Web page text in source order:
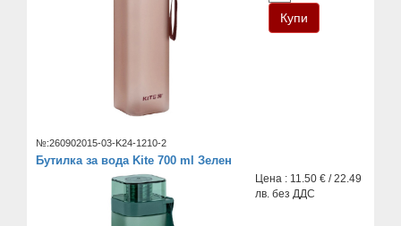
№:260902015-03-K24-1210-2
Бутилка за вода Kite 700 ml Зелен
Цена : 11.50 € / 22.49
лв. без ДДС